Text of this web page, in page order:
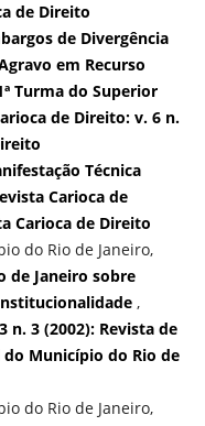
de Direito
de Divergência
em Recurso
Turma do Superior
de Direito: v. 6 n.
Técnica
Carioca de
Carioca de Direito
do Rio de Janeiro,
de Janeiro sobre
,
n. 3 (2002): Revista de
Município do Rio de
do Rio de Janeiro,